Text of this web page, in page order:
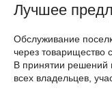
Лучшее
Обслуживание
через товарищество
В принятии
всех владельцев,